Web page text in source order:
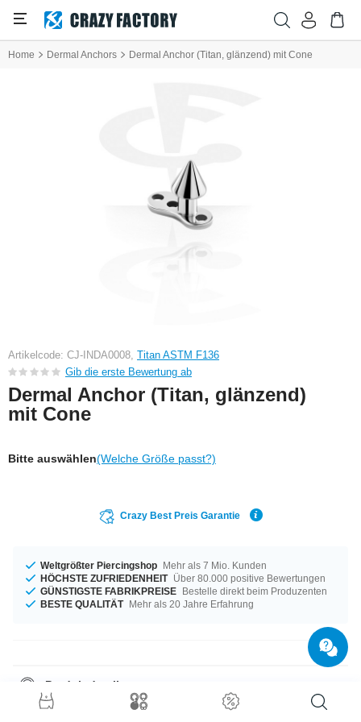
Home Dermal Anchors Dermal Anchor (Titan, glänzend) mit Cone
Artikelcode: CJ-INDA0008, Titan ASTM F136
Gib die erste Bewertung ab
Dermal Anchor (Titan, glänzend)
mit Cone
Bitte auswählen(Welche Größe passt?)
Crazy Best Preis Garantie
Weltgrößter Piercingshop Mehr als 7 Mio. Kunden
HÖCHSTE ZUFRIEDENHEIT Über 80.000 positive Bewertungen
GÜNSTIGSTE FABRIKPREISE Bestelle direkt beim Produzenten
BESTE QUALITÄT Mehr als 20 Jahre Erfahrung
Produktdetails
Auf Lager für dich in einem Durchmesser von 1,6 mm. Für dich erhältlich